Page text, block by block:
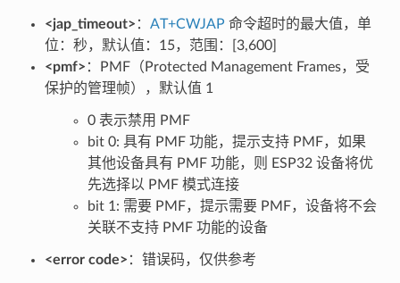
<jap_timeout> ： AT+CWJAP 命令超时的最大值，单
位：秒，默认值：15，范围：[3,600]
<pmf> ：PMF（Protected Management Frames，受
保护的管理帧），默认值 1
0 表示禁用 PMF
bit 0: 具有 PMF 功能，提示支持 PMF，如果
其他设备具有 PMF 功能，则 ESP32 设备将优
先选择以 PMF 模式连接
bit 1: 需要 PMF，提示需要 PMF，设备将不会
关联不支持 PMF 功能的设备
<error code> ：错误码，仅供参考